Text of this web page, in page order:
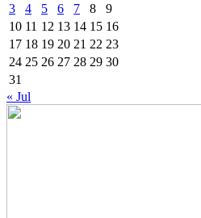
3
4 5 6 7 8
9
10 11 12 13 14 15 16
17 18 19 20 21 22 23
24 25 26 27 28 29 30
31
« Jul